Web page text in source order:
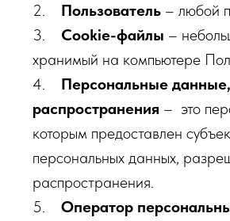
2. Пользователь – любой
3. Cookie-файлы –
хранимый на компьютере
4. Персональные
распространения – это
которым предоставлен
персональных данных,
распространения.
5. Оператор